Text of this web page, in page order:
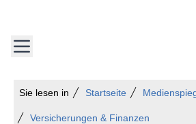
Sie lesen in Startseite
Versicherungen & Finanzen